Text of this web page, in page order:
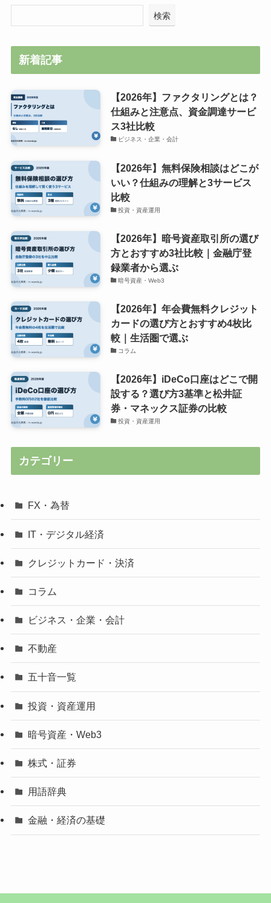
検索
新着記事
【2026年】ファクタリングとは？
仕組みと注意点、資金調達サービ
ス3社比較
ビジネス・企業・会計
【2026年】無料保険相談はどこが
いい？仕組みの理解と3サービス
比較
投資・資産運用
【2026年】暗号資産取引所の選び
方とおすすめ3社比較｜金融庁登
録業者から選ぶ
暗号資産・Web3
【2026年】年会費無料クレジット
カードの選び方とおすすめ4枚比
較｜生活圏で選ぶ
コラム
【2026年】iDeCo口座はどこで開
設する？選び方3基準と松井証
券・マネックス証券の比較
投資・資産運用
カテゴリー
FX・為替
IT・デジタル経済
クレジットカード・決済
コラム
ビジネス・企業・会計
不動産
五十音一覧
投資・資産運用
暗号資産・Web3
株式・証券
用語辞典
金融・経済の基礎